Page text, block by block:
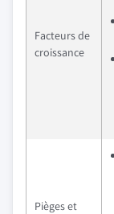
Facteurs de
croissance
Pièges et